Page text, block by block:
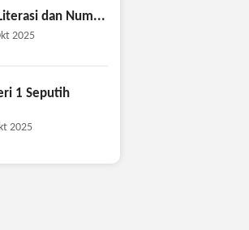
dan Num...
2025
1 Seputih
2025